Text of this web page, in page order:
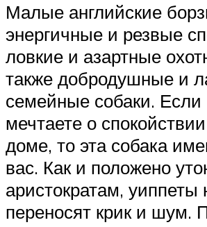
Малые английские
энергичные и резвые
ловкие и азартные
также добродушные и
семейные собаки.
мечтаете о
доме, то эта собака
вас. Как и положено
аристократам, уиппеты
переносят крик и шум.